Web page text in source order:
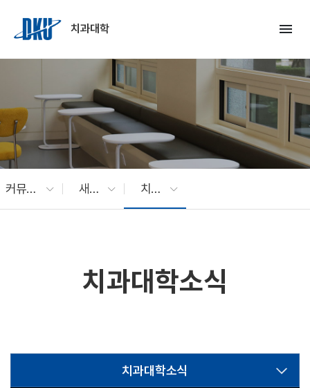
치과대학
menu
커뮤니티 새소식 치과대학소식
치과대학소식
치과대학소식